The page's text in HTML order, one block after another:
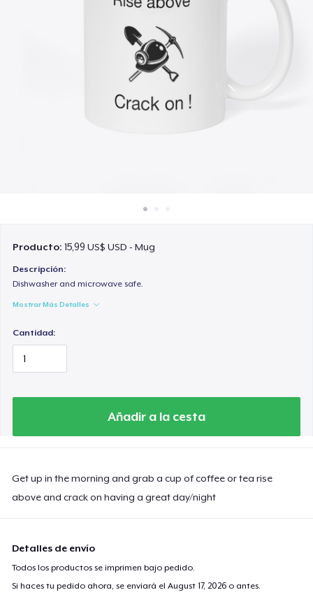
Venda en todas partes
Venda lo que sea
Producto:15,99 US$ USD - Mug
Descripción:
Dishwasher and microwave safe.
Mostrar Más Detalles
Cantidad:
Añadir a la cesta
Get up in the morning and grab a cup of coffee or tea rise
above and crack on having a great day/night
Detalles de envío
Todos los productos se imprimen bajo pedido.
Si haces tu pedido ahora, se enviará elAugust 17, 2026 o antes.